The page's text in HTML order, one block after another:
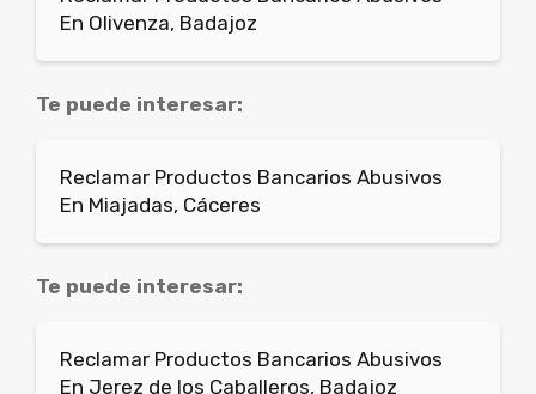
En Olivenza, Badajoz
Te puede interesar:
Reclamar Productos Bancarios Abusivos
En Miajadas, Cáceres
Te puede interesar:
Reclamar Productos Bancarios Abusivos
En Jerez de los Caballeros, Badajoz